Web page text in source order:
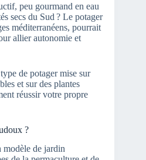
peu gourmand en eau
secs du Sud ? Le potager
méditerranéens, pourrait
allier autonomie et
de potager mise sur
et sur des plantes
réussir votre propre
?
modèle de jardin